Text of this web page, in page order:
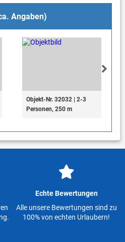
Angaben)
Objekt-Nr. 32032 | 2-3
Personen, 250 m
Echte Bewertungen
Alle unsere Bewertungen sind zu
100% von echten Urlaubern!